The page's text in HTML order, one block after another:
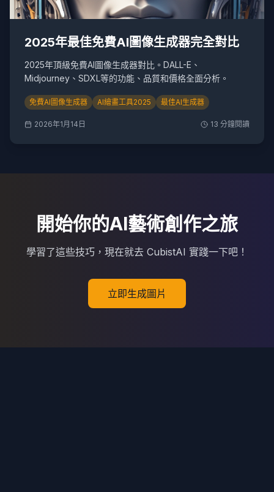
2025年最佳免費AI圖像生成器完全對比
2025年頂級免費AI圖像生成器對比。DALL-E、
Midjourney、SDXL等的功能、品質和價格全面分析。
免費AI圖像生成器 AI繪畫工具2025 最佳AI生成器
2026年1月14日 13 分鐘閱讀
開始你的AI藝術創作之旅
學習了這些技巧，現在就去 CubistAI 實踐一下吧！
立即生成圖片